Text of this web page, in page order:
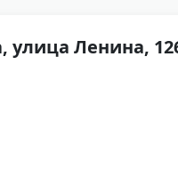
улица Ленина,